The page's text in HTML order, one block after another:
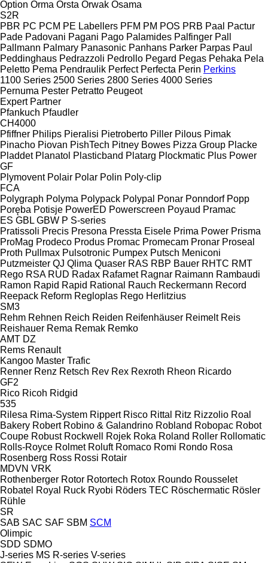
Option Orma Orsta Orwak Osama
S2R
PBR PC PCM PE Labellers PFM PM POS PRB Paal
Pactur
Pade Padovani Pagani Pago Palamides Palfinger Pall
Pallmann Palmary Panasonic Panhans Parker Parpas Paul
Peddinghaus Pedrazzoli Pedrollo Pegard Pegas Pehaka Pela
Peletto Pema Pendraulik Perfect Perfecta Perin Perkins
1100 Series 2500 Series 2800 Series 4000 Series
Pernuma Pester Petratto Peugeot
Expert Partner
Pfankuch Pfaudler
CH4000
Pfiffner Philips Pieralisi Pietroberto Piller Pilous Pimak
Pinacho Piovan PishTech Pitney Bowes Pizza Group Placke
Pladdet Planatol Plasticband Platarg Plockmatic Plus Power
GF
Plymovent Polair Polar Polin Poly-clip
FCA
Polygraph Polyma Polypack Polypal Ponar Ponndorf Popp
Poręba Potisje PowerED Powerscreen Poyaud Pramac
ES GBL GBW P S-series
Pratissoli Precis Presona Pressta Eisele Prima Power Prisma
ProMag Prodeco Produs Promac Promecam Pronar Proseal
Proth Pullmax Pulsotronic Pumpex Putsch Meniconi
Putzmeister QJ Qlima Quaser RAS RBP Bauer RHTC RMT
Rego RSA RUD Radax Rafamet Ragnar Raimann Rambaudi
Ramon Rapid Rapid Rational Rauch Reckermann Record
Reepack Reform Regloplas Rego Herlitzius
SM3
Rehm Rehnen Reich Reiden Reifenhäuser Reimelt Reis
Reishauer Rema Remak Remko
AMT DZ
Rems Renault
Kangoo Master Trafic
Renner Renz Retsch Rev Rex Rexroth Rheon Ricardo
GF2
Rico Ricoh Ridgid
535
Rilesa Rima-System Rippert Risco Rittal Ritz Rizzolio Roal
Bakery Robert Robino & Galandrino Robland Robopac Robot
Coupe Robust Rockwell Rojek Roka Roland Roller Rollomatic
Rolls-Royce Rolmet Roluft Romaco Romi Rondo Rosa
Rosenberg Ross Rossi Rotair
MDVN VRK
Rothenberger Rotor Rotortech Rotox Roundo Rousselet
Robatel Royal Ruck Ryobi Röders TEC Röschermatic Rösler
Rühle
SR
SAB SAC SAF SBM SCM
Olimpic
SDD SDMO
J-series MS R-series V-series